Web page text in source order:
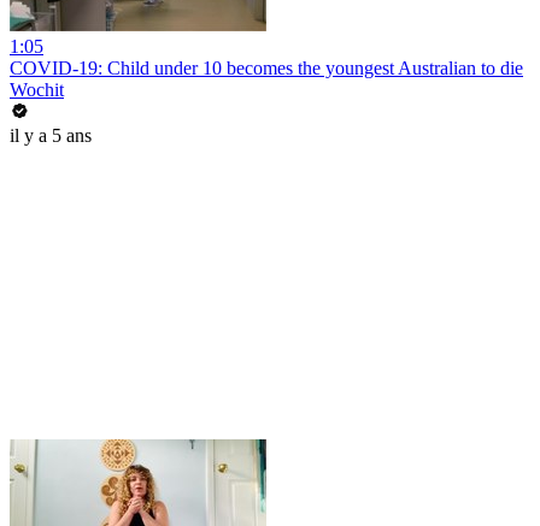
1:05
COVID-19: Child under 10 becomes the youngest Australian to die
Wochit
il y a 5 ans